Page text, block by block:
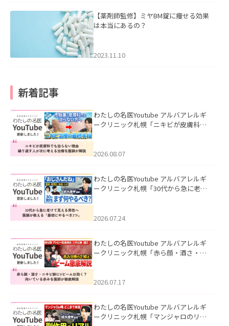
【薬剤師監修】ミヤBM錠に痩せる効果
は本当にあるの？
2023.11.10
新着記事
わたしの名医Youtube アルバアレルギ
ークリニック札幌「ニキビが皮膚科で
ました。
2026.08.07
わたしの名医Youtube アルバアレルギ
ークリニック札幌「30代から急に老け
た。
2026.07.24
わたしの名医Youtube アルバアレルギ
ークリニック札幌「赤ら顔・酒さ・ニ
した。
2026.07.17
わたしの名医Youtube アルバアレルギ
ークリニック札幌「マンジャロのリア